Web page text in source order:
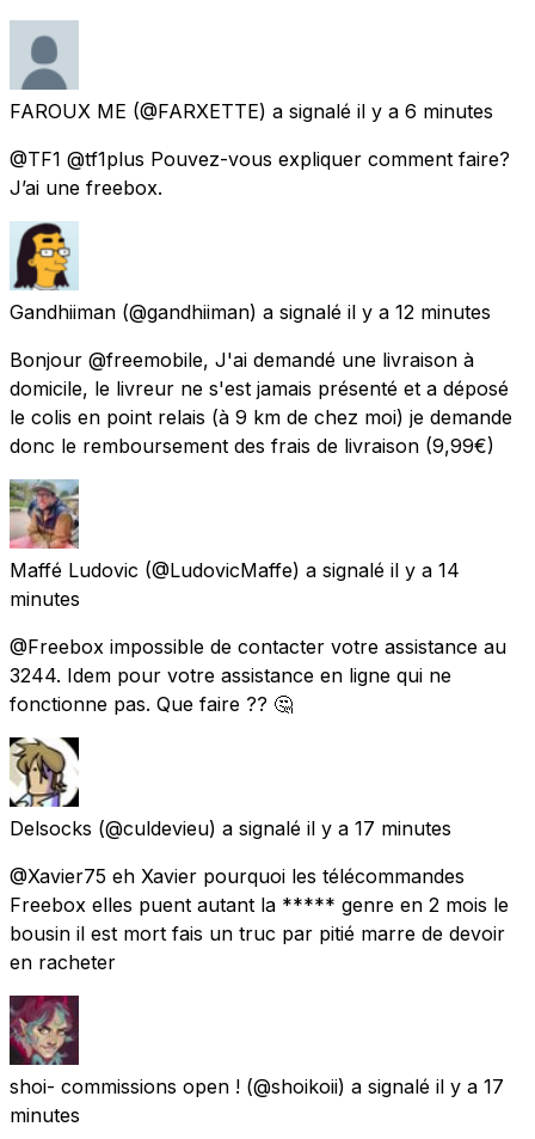
FAROUX ME (@FARXETTE) a signalé il y a 6 minutes
@TF1 @tf1plus Pouvez-vous expliquer comment faire?
J’ai une freebox.
Gandhiiman (@gandhiiman) a signalé il y a 12 minutes
Bonjour @freemobile, J'ai demandé une livraison à
domicile, le livreur ne s'est jamais présenté et a déposé
le colis en point relais (à 9 km de chez moi) je demande
donc le remboursement des frais de livraison (9,99€)
Maffé Ludovic (@LudovicMaffe) a signalé il y a 14
minutes
@Freebox impossible de contacter votre assistance au
3244. Idem pour votre assistance en ligne qui ne
fonctionne pas. Que faire ?? 🤔
Delsocks (@culdevieu) a signalé il y a 17 minutes
@Xavier75 eh Xavier pourquoi les télécommandes
Freebox elles puent autant la ***** genre en 2 mois le
bousin il est mort fais un truc par pitié marre de devoir
en racheter
shoi- commissions open ! (@shoikoii) a signalé il y a 17
minutes